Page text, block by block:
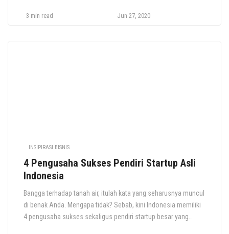
salah satu figur teladan bagi Anda yang bermimpi menjadi
3 min read Jun 27, 2020
INSIPIRASI BISNIS
4 Pengusaha Sukses Pendiri Startup Asli
Indonesia
Bangga terhadap tanah air, itulah kata yang seharusnya muncul
di benak Anda. Mengapa tidak? Sebab, kini Indonesia memiliki
4 pengusaha sukses sekaligus pendiri startup besar yang